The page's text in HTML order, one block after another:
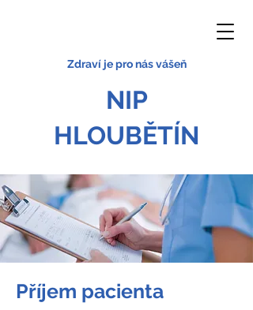
Zdraví je pro nás vášeň
NIP
HLOUBĚTÍN
Příjem pacienta